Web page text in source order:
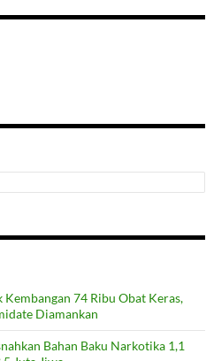
74 Ribu Obat Keras,
Diamankan
Bahan Baku Narkotika 1,1